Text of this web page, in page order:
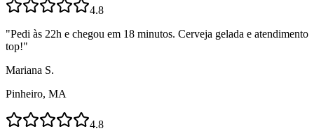
4.8
"Pedi às 22h e chegou em 18 minutos. Cerveja gelada e atendimento
top!"
Mariana S.
Pinheiro, MA
4.8